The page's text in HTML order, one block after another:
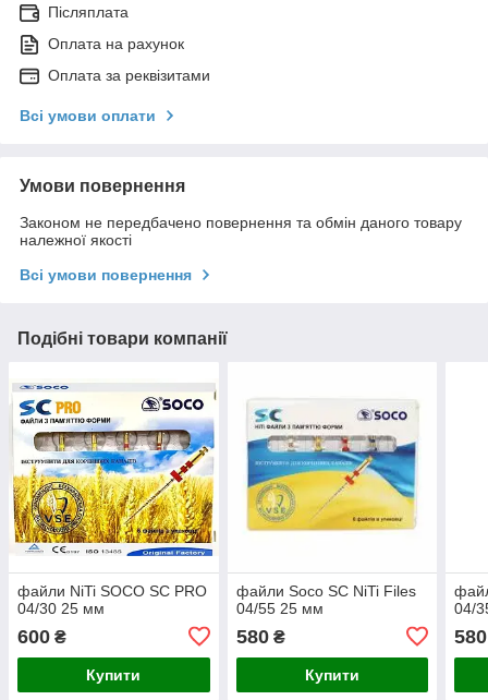
Післяплата
Оплата на рахунок
Оплата за реквізитами
Всі умови оплати
Умови повернення
Законом не передбачено повернення та обмін даного товару
належної якості
Всі умови повернення
Подібні товари компанії
файли NiTi SOCO SC PRO
04/30 25 мм
600 ₴
Купити
файли Soco SC NiTi Files
04/55 25 мм
580₴
Купити
04/
580